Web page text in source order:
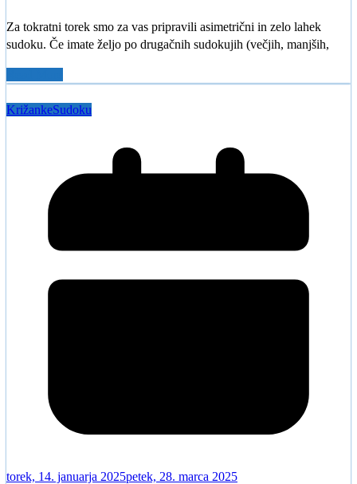
Za tokratni torek smo za vas pripravili asimetrični in zelo lahek
sudoku. Če imate željo po drugačnih sudokujih (večjih, manjših,
KrižankeSudoku
torek, 14. januarja 2025petek, 28. marca 2025